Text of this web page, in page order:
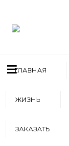
ГЛАВНАЯ
ЖИЗНЬ
ЗАКАЗАТЬ